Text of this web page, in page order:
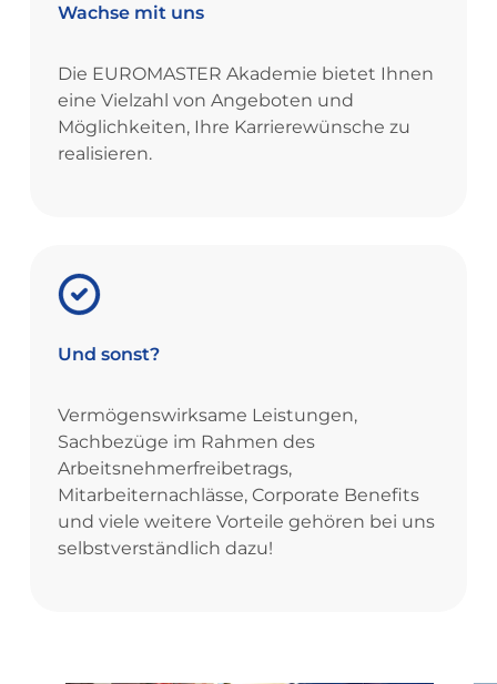
Wachse mit uns
Die EUROMASTER Akademie bietet Ihnen
eine Vielzahl von Angeboten und
Möglichkeiten, Ihre Karrierewünsche zu
realisieren.
Und sonst?
Vermögenswirksame Leistungen,
Sachbezüge im Rahmen des
Arbeitsnehmerfreibetrags,
Mitarbeiternachlässe, Corporate Benefits
und viele weitere Vorteile gehören bei uns
selbstverständlich dazu!